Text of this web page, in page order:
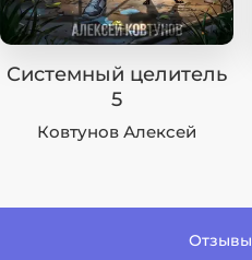
Системный целитель
5
Ковтунов Алексей
Отзывы